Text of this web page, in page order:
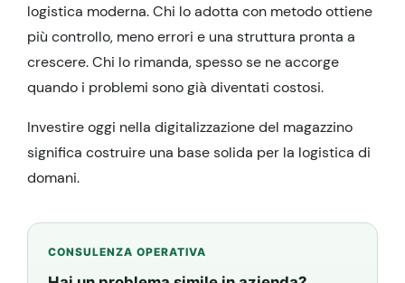
logistica moderna. Chi lo adotta con metodo ottiene
più controllo, meno errori e una struttura pronta a
crescere. Chi lo rimanda, spesso se ne accorge
quando i problemi sono già diventati costosi.
Investire oggi nella digitalizzazione del magazzino
significa costruire una base solida per la logistica di
domani.
CONSULENZA OPERATIVA